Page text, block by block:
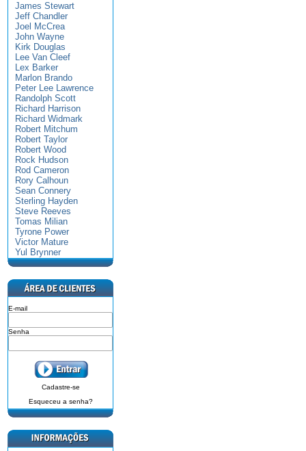
James Stewart
Jeff Chandler
Joel McCrea
John Wayne
Kirk Douglas
Lee Van Cleef
Lex Barker
Marlon Brando
Peter Lee Lawrence
Randolph Scott
Richard Harrison
Richard Widmark
Robert Mitchum
Robert Taylor
Robert Wood
Rock Hudson
Rod Cameron
Rory Calhoun
Sean Connery
Sterling Hayden
Steve Reeves
Tomas Milian
Tyrone Power
Victor Mature
Yul Brynner
E-mail
Senha
Cadastre-se
Esqueceu a senha?